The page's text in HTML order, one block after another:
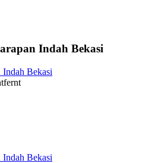
Indah Bekasi
Bekasi
Bekasi